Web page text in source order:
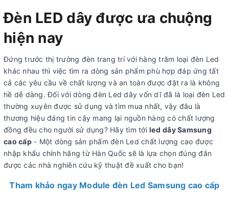
Đèn LED dây được ưa chuộng
hiện nay
Đứng trước thị trường đèn trang trí với hàng trăm loại đèn Led
khác nhau thì việc tìm ra dòng sản phẩm phù hợp đáp ứng tất
cả các yêu cầu về chất lượng và an toàn được đặt ra là không
hề dễ dàng. Đối với dòng đèn Led dây vốn dĩ đã là loại đèn Led
thường xuyên được sử dụng và tìm mua nhất, vậy đâu là
thương hiệu đáng tin cậy mang lại nguồn hàng có chất lượng
đồng đều cho người sử dụng? Hãy tìm tới led dây Samsung
cao cấp- Một dòng sản phẩm đèn Led chất lượng cao được
nhập khẩu chính hãng từ Hàn Quốc sẽ là lựa chọn đúng đắn
được các nhà nghiên cứu kỹ thuật đề xuất cho bạn!
Tham khảo ngay Module đèn Led Samsung cao cấp